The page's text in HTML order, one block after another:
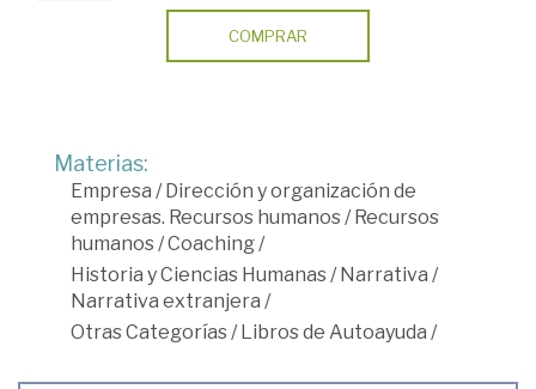
COMPRAR
Materias:
Empresa /Dirección y organización de
empresas. Recursos humanos /Recursos
humanos /Coaching /
Historia y Ciencias Humanas /Narrativa /
Narrativa extranjera /
Otras Categorías /Libros de Autoayuda /